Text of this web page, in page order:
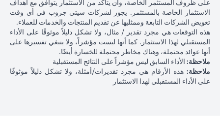
على ظروف المستثمر الخاصة، وأن يتأكد من الاستثمار يتوافق مع أهداف
الاستثمار الخاصة بالمستثمر. يجوز لشركات سيتي جروب في أي وقت
تعويض الشركات التابعة وممثليها عن تقديم المنتجات والخدمات للعملاء.
هذه التوقعات هي مجرد تقدير / مثال، ولا تشكل دليلاً موثوقًا على الأداء
المستقبلي لهذا الاستثمار. كما أنها ليست مؤشراً، ولا ينبغي تفسيرها على
أنها عوائد محتملة، وهناك مخاطر محتملة للخسارة أيضًا.
ملاحظة: الأداء السابق ليس مؤشراً على النتائج المستقبلية
ملاحظة: هذه الأرقام هي مجرد تقديرات/أمثلة، ولا تشكل دليلاً موثوقًا
على الأداء المستقبلي لهذا الاستثمار